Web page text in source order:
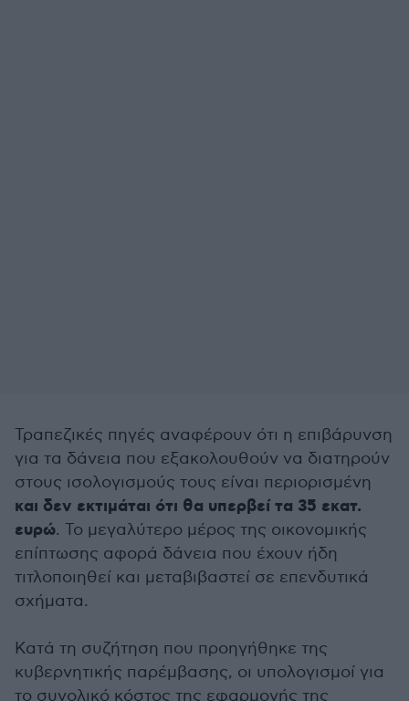
Τραπεζικές πηγές αναφέρουν ότι η επιβάρυνση
για τα δάνεια που εξακολουθούν να διατηρούν
στους ισολογισμούς τους είναι περιορισμένη
και δεν εκτιμάται ότι θα υπερβεί τα 35 εκατ.
ευρώ. Το μεγαλύτερο μέρος της οικονομικής
επίπτωσης αφορά δάνεια που έχουν ήδη
τιτλοποιηθεί και μεταβιβαστεί σε επενδυτικά
σχήματα.
Κατά τη συζήτηση που προηγήθηκε της
κυβερνητικής παρέμβασης, οι υπολογισμοί για
το συνολικό κόστος της εφαρμογής της